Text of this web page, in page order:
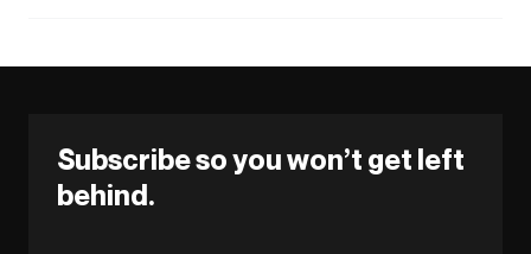
Subscribe so you won’t get left
behind.